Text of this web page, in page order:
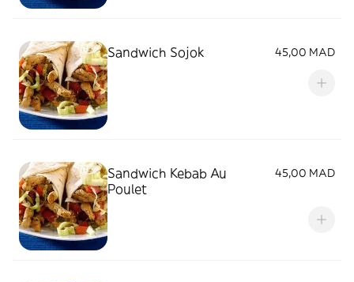
Sandwich Sojok 45,00 MAD
Sandwich Kebab Au
Poulet
45,00 MAD